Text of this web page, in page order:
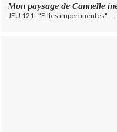
Mon paysage de Cannelle
JEU 121 : "Filles impertinentes" ...